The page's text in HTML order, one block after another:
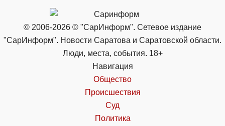
© 2006-2026 © "СарИнформ". Сетевое издание
"СарИнформ". Новости Саратова и Саратовской области.
Люди, места, события. 18+
Навигация
Общество
Происшествия
Суд
Политика